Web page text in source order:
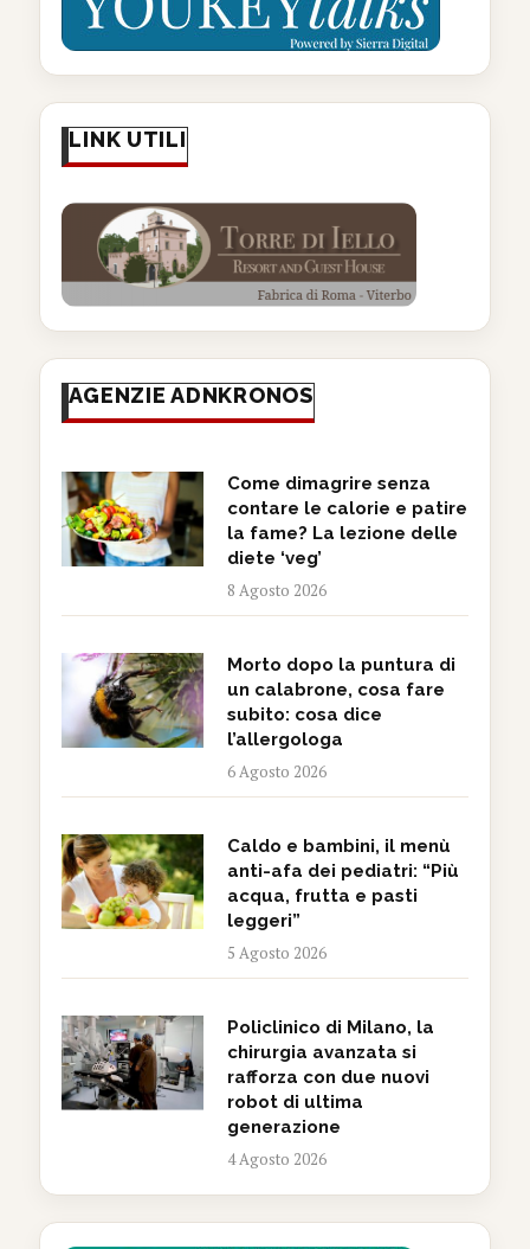
LINK UTILI
AGENZIE ADNKRONOS
Come dimagrire senza
contare le calorie e patire
la fame? La lezione delle
diete ‘veg’
8 Agosto 2026
Morto dopo la puntura di
un calabrone, cosa fare
subito: cosa dice
l’allergologa
6 Agosto 2026
Caldo e bambini, il menù
anti-afa dei pediatri: “Più
acqua, frutta e pasti
leggeri”
5 Agosto 2026
Policlinico di Milano, la
chirurgia avanzata si
rafforza con due nuovi
robot di ultima
generazione
4 Agosto 2026